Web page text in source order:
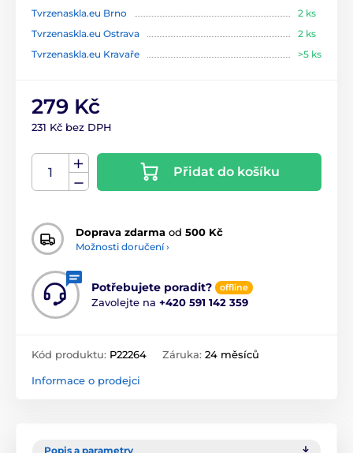
Tvrzenaskla.eu Brno
2 ks
Tvrzenaskla.eu Ostrava
2 ks
Tvrzenaskla.eu Kravaře
>5 ks
279 Kč
231 Kč bez DPH
Přidat do košíku
Doprava zdarma od 500 Kč
Možnosti doručení ›
Potřebujete poradit? offline
Zavolejte na +420 591 142 359
Kód produktu: P22264 Záruka: 24 měsíců
Informace o prodejci
Popis a parametry